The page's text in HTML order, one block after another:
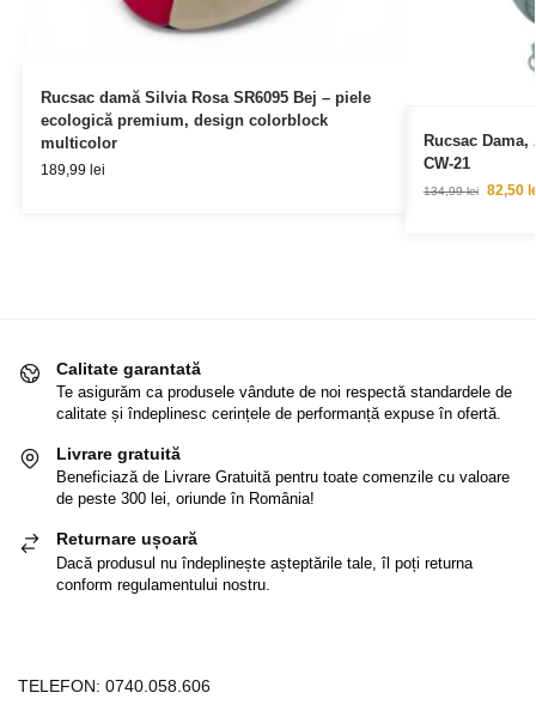
Rucsac damă Silvia Rosa SR6095 Bej – piele
ecologică premium, design colorblock
multicolor
189,99 lei
Rucsac
CW-21
134,99lei 82,50
Calitate garantată
Te asigurăm ca produsele vândute de noi respectă standardele de
calitate și îndeplinesc cerințele de performanță expuse în ofertă.
Livrare gratuită
Beneficiază de Livrare Gratuită pentru toate comenzile cu valoare
de peste 300 lei, oriunde în România!
Returnare ușoară
Dacă produsul nu îndeplinește așteptările tale, îl poți returna
conform regulamentului nostru.
TELEFON: 0740.058.606